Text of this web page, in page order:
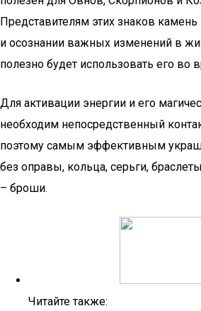
Представителям этих знаков
и осознании важных изменений в
полезно будет использовать его во
Для активации энергии и его
необходим непосредственный
поэтому самым эффективным
без оправы, кольца, серьги,
– броши.
Читайте также: